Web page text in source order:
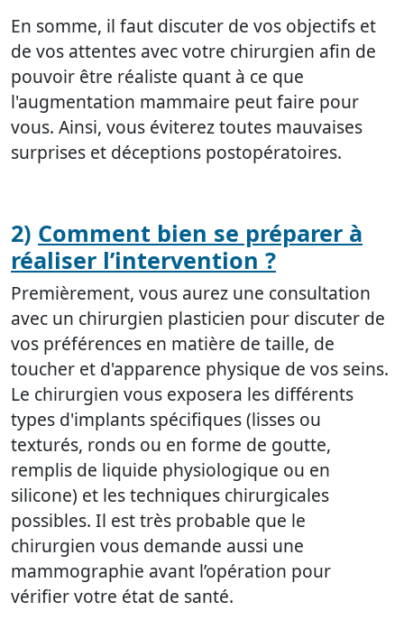
En somme, il faut discuter de vos objectifs et
de vos attentes avec votre chirurgien afin de
pouvoir être réaliste quant à ce que
l'augmentation mammaire peut faire pour
vous. Ainsi, vous éviterez toutes mauvaises
surprises et déceptions postopératoires.
2) Comment bien se préparer à
réaliser l’intervention ?
Premièrement, vous aurez une consultation
avec un chirurgien plasticien pour discuter de
vos préférences en matière de taille, de
toucher et d'apparence physique de vos seins.
Le chirurgien vous exposera les différents
types d'implants spécifiques (lisses ou
texturés, ronds ou en forme de goutte,
remplis de liquide physiologique ou en
silicone) et les techniques chirurgicales
possibles. Il est très probable que le
chirurgien vous demande aussi une
mammographie avant l’opération pour
vérifier votre état de santé.